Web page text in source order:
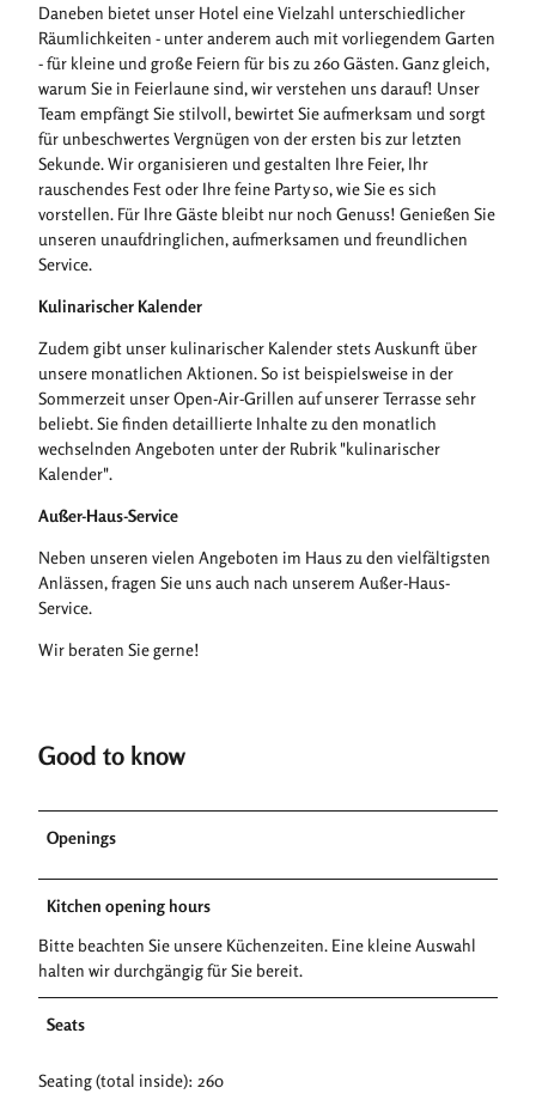
p
g
Daneben bietet unser Hotel eine Vielzahl unterschiedlicher
Räumlichkeiten - unter anderem auch mit vorliegendem Garten
- für kleine und große Feiern für bis zu 260 Gästen. Ganz gleich,
warum Sie in Feierlaune sind, wir verstehen uns darauf! Unser
Team empfängt Sie stilvoll, bewirtet Sie aufmerksam und sorgt
für unbeschwertes Vergnügen von der ersten bis zur letzten
Sekunde. Wir organisieren und gestalten Ihre Feier, Ihr
rauschendes Fest oder Ihre feine Party so, wie Sie es sich
vorstellen. Für Ihre Gäste bleibt nur noch Genuss! Genießen Sie
unseren unaufdringlichen, aufmerksamen und freundlichen
Service.
Kulinarischer Kalender
Zudem gibt unser kulinarischer Kalender stets Auskunft über
unsere monatlichen Aktionen. So ist beispielsweise in der
Sommerzeit unser Open-Air-Grillen auf unserer Terrasse sehr
beliebt. Sie finden detaillierte Inhalte zu den monatlich
wechselnden Angeboten unter der Rubrik "kulinarischer
Kalender".
Außer-Haus-Service
Neben unseren vielen Angeboten im Haus zu den vielfältigsten
Anlässen, fragen Sie uns auch nach unserem Außer-Haus-
Service.
Wir beraten Sie gerne!
Good to know
Openings
Kitchen opening hours
Bitte beachten Sie unsere Küchenzeiten. Eine kleine Auswahl
halten wir durchgängig für Sie bereit.
Seats
Seating (total inside): 260